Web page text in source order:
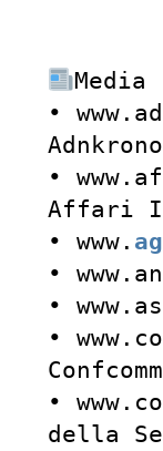
Media
•
•
Affari
• www.
•
•
•
•
della